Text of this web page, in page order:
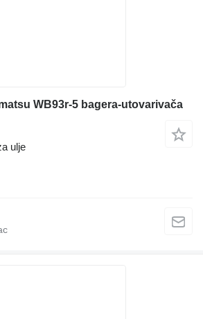
WB93r-5 bagera-utovarivača
ulje